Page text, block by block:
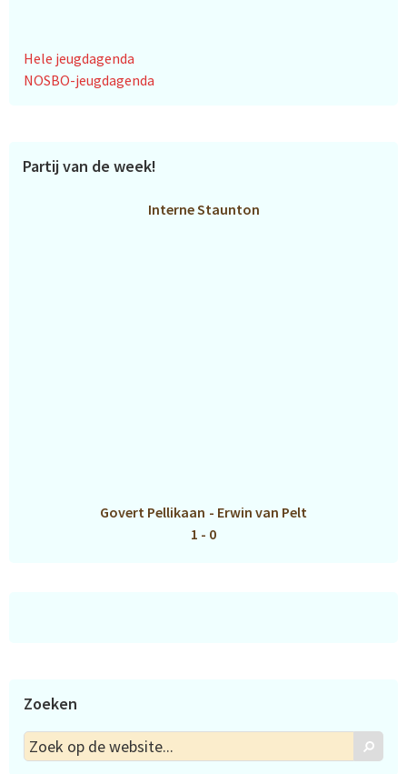
Hele jeugdagenda
NOSBO-jeugdagenda
Partij van de week!
Interne Staunton
Govert Pellikaan - Erwin van Pelt
1 - 0
Zoeken
Zoek
op
Zoek